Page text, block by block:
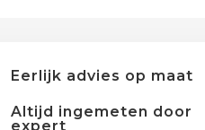
Eerlijk advies op maat
Altijd ingemeten door
expert